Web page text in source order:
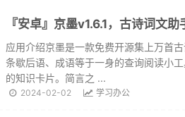
『安卓』京墨v1.6.1，古诗词文助
应用介绍京墨是一款免费开源集上万首
条歇后语、成语等于一身的查询阅读小
的知识卡片。简言之 ...
2024-02-02 学习办公